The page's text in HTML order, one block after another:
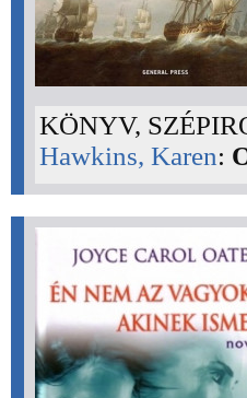
KÖNYV,
Hawkins, Karen: